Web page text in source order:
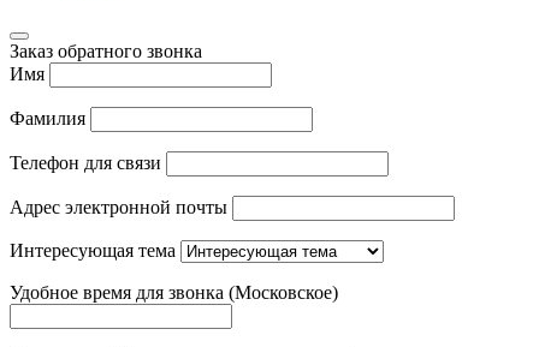
Заказ обратного звонка
Имя
Фамилия
Телефон для связи
Адрес электронной почты
Интересующая тема
Удобное время для звонка (Московское)